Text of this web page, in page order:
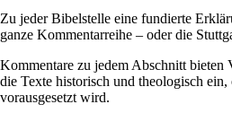
Zu jeder Bibelstelle eine fundierte
ganze Kommentarreihe – oder die
Kommentare zu jedem Abschnitt bieten
die Texte historisch und theologisch ein,
vorausgesetzt wird.